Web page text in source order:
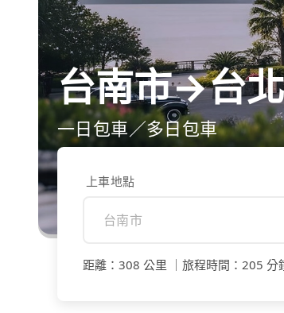
台南市→台
一日包車／多日包車
上車地點
距離 ： 308 公里 旅程時間 ： 205 分